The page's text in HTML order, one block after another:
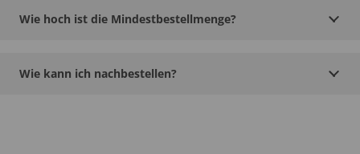
Wie hoch ist die Mindestbestellmenge?
Wie kann ich nachbestellen?